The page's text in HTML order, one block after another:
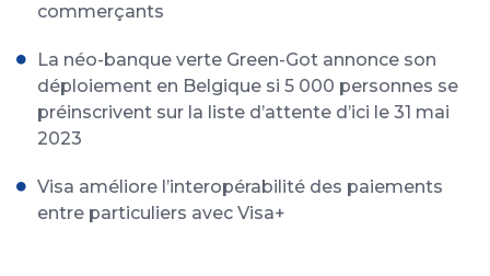
commerçants
La néo-banque verte Green-Got annonce son
déploiement en Belgique si 5 000 personnes se
préinscrivent sur la liste d’attente d’ici le 31 mai
2023
Visa améliore l’interopérabilité des paiements
entre particuliers avec Visa+